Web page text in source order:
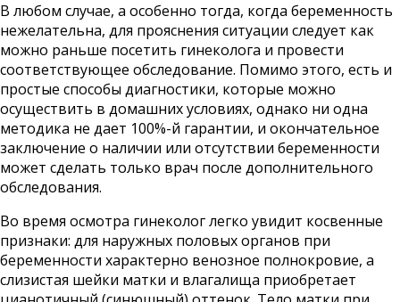
В любом случае, а особенно тогда, когда беременность
нежелательна, для прояснения ситуации следует как
можно раньше посетить гинеколога и провести
соответствующее обследование. Помимо этого, есть и
простые способы диагностики, которые можно
осуществить в домашних условиях, однако ни одна
методика не дает 100%-й гарантии, и окончательное
заключение о наличии или отсутствии беременности
может сделать только врач после дополнительного
обследования.
Во время осмотра гинеколог легко увидит косвенные
признаки: для наружных половых органов при
беременности характерно венозное полнокровие, а
слизистая шейки матки и влагалища приобретает